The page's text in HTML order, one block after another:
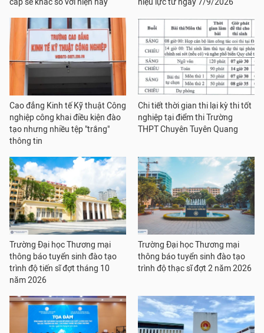
cấp sẽ khác so với hiện nay hiệu lực từ ngày 7/9/2026
Cao đẳng Kinh tế Kỹ thuật Công
nghiệp công khai điều kiện đào
tạo nhưng nhiều tệp "trắng"
thông tin
Chi tiết thời gian thi lại kỳ thi tốt
nghiệp tại điểm thi Trường
THPT Chuyên Tuyên Quang
Trường Đại học Thương mại
thông báo tuyển sinh đào tạo
trình độ tiến sĩ đợt tháng 10
năm 2026
Trường Đại học Thương mại
thông báo tuyển sinh đào tạo
trình độ thạc sĩ đợt 2 năm 2026